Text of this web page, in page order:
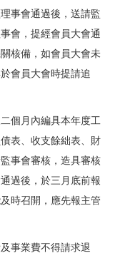
事會通過後，送請監
會，提經會員大會通
核備，如會員大會未
會員大會時提請追
個月內編具本年度工
表、收支餘絀表、財
事會審核，造具審核
過後，於三月底前報
時召開，應先報主管
事業費不得請求退